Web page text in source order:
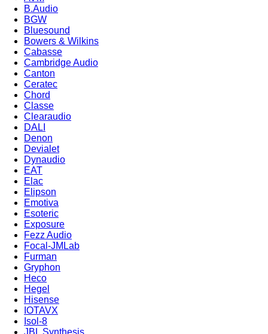
B.Audio
BGW
Bluesound
Bowers & Wilkins
Cabasse
Cambridge Audio
Canton
Ceratec
Chord
Classe
Clearaudio
DALI
Denon
Devialet
Dynaudio
EAT
Elac
Elipson
Emotiva
Esoteric
Exposure
Fezz Audio
Focal-JMLab
Furman
Gryphon
Heco
Hegel
Hisense
IOTAVX
Isol-8
JBL Synthesis